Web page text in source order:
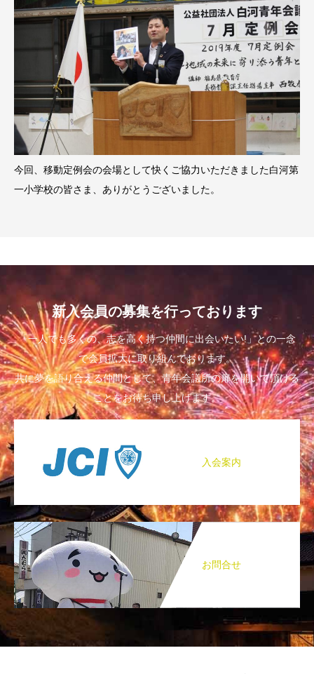
今回、移動定例会の会場として快くご協力いただきました白河第
一小学校の皆さま、ありがとうございました。
新入会員の募集を行っております
「一人でも多くの、志を高く持つ仲間に出会いたい!」との一念
で会員拡大に取り組んでおります。
共に夢を語り合える仲間として、青年会議所の扉を開いて頂ける
ことをお待ち申し上げます。
入会案内
お問合せ